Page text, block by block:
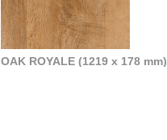
OAK ROYALE (1219 x 178 mm)